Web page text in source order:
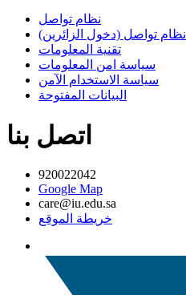
نظام تواصل
نظام تواصل (دخول الزائرين)
تقنية المعلومات
سياسة امن المعلومات
سياسة الاستخدام الآمن
البيانات المفتوحة
اتصل بنا
920022042
Google Map
care@iu.edu.sa
خريطة الموقع